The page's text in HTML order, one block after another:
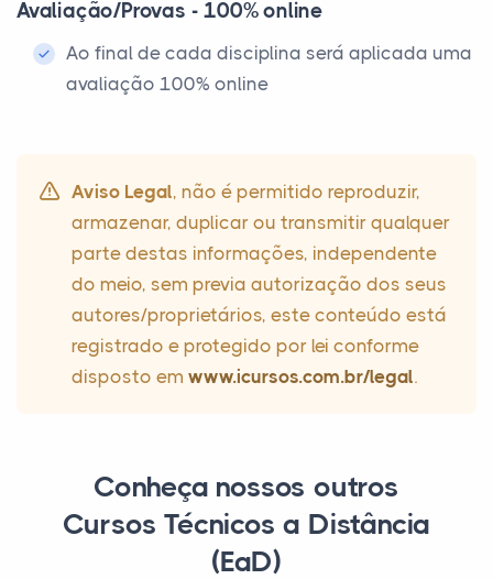
Avaliação/Provas - 100% online
Ao final de cada disciplina será aplicada uma
avaliação 100% online
Aviso Legal, não é permitido reproduzir,
armazenar, duplicar ou transmitir qualquer
parte destas informações, independente
do meio, sem previa autorização dos seus
autores/proprietários, este conteúdo está
registrado e protegido por lei conforme
disposto em www.icursos.com.br/legal.
Conheça nossos outros
Cursos Técnicos a Distância
(EaD)